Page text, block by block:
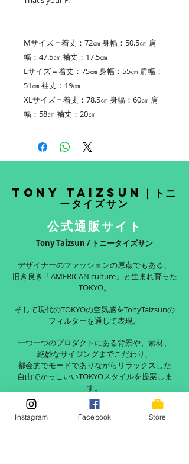
Mサイズ＝着丈：72㎝ 身幅：50.5㎝ 肩
幅：47.5㎝ 袖丈：17.5㎝
Lサイズ＝着丈：75㎝ 身幅：55㎝ 肩幅：
51㎝ 袖丈：19㎝
XLサイズ＝着丈：78.5㎝ 身幅：60㎝ 肩
幅：58㎝ 袖丈：20㎝
Tony Taizsun｜トニ
ータイズサン
公式通販サイト
Tony Taizsun / トニータイズサン
デザイナーのファッションの原点でもある、
旧き良き「AMERICAN culture」と生まれ育った
TOKYO。
そして現代のTOKYOの空気感をTonyTaizsunの
フィルターを通して表現。
一つ一つのプロダクトにある背景や、素材、
絶妙なサイジングまでこだわり、
都会的でモードでありながらリラックスした
自由でかっこいいTOKYOスタイルを提案しま
す。
READ MORE
Instagram Facebook Store